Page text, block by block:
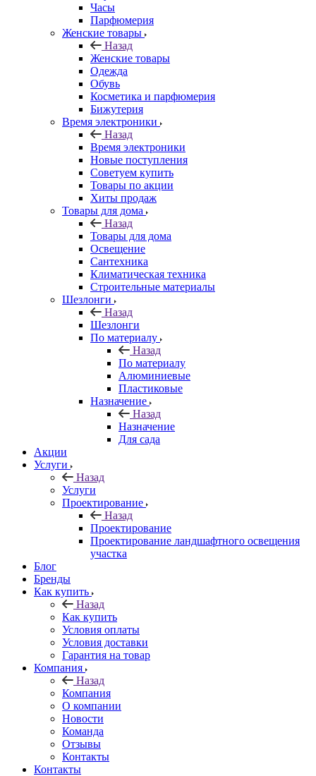
Часы
Парфюмерия
Женские товары
Назад
Женские товары
Одежда
Обувь
Косметика и парфюмерия
Бижутерия
Время электроники
Назад
Время электроники
Новые поступления
Советуем купить
Товары по акции
Хиты продаж
Товары для дома
Назад
Товары для дома
Освещение
Сантехника
Климатическая техника
Строительные материалы
Шезлонги
Назад
Шезлонги
По материалу
Назад
По материалу
Алюминиевые
Пластиковые
Назначение
Назад
Назначение
Для сада
Акции
Услуги
Назад
Услуги
Проектирование
Назад
Проектирование
Проектирование ландшафтного освещения
участка
Блог
Бренды
Как купить
Назад
Как купить
Условия оплаты
Условия доставки
Гарантия на товар
Компания
Назад
Компания
О компании
Новости
Команда
Отзывы
Контакты
Контакты